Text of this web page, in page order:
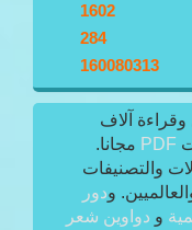
1602
284
160080313
آلاف
PDF مجانا.
والتصنيفات
ودور
و دواوين شعر